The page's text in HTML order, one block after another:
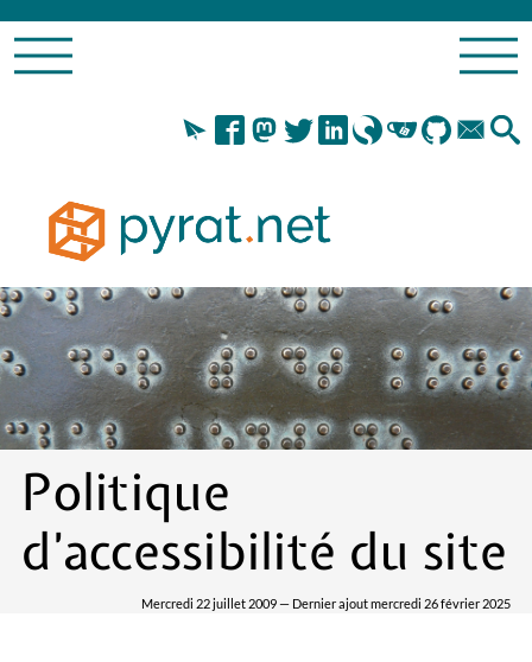
Politique
d’accessibilité du site
Mercredi 22 juillet 2009 — Dernier ajout mercredi 26 février 2025